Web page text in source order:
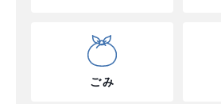
ごみ